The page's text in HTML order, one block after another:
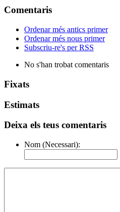
Comentaris
Ordenar més antics primer
Ordenar més nous primer
Subscriu-re's per RSS
No s'han trobat comentaris
Fixats
Estimats
Deixa els teus comentaris
Nom (Necessari):